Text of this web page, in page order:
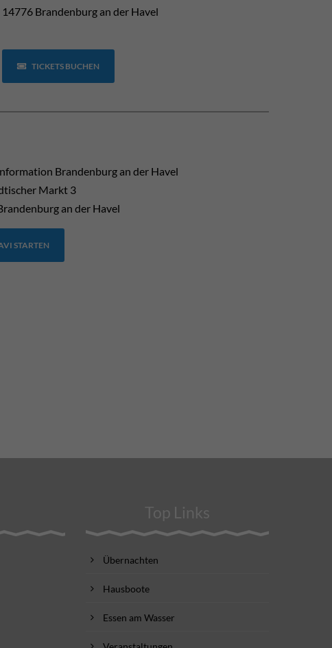
14776 Brandenburg an der Havel
TICKETS BUCHEN
Brandenburg an der Havel
Markt 3
an der Havel
STARTEN
Top Links
Übernachten
Hausboote
Essen am Wasser